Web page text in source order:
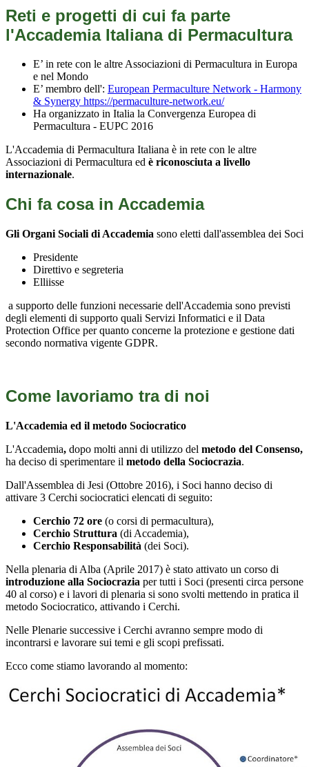
Reti e progetti di cui fa parte
l'Accademia Italiana di Permacultura
E’ in rete con le altre Associazioni di Permacultura in Europa
e nel Mondo
E’ membro dell': European Permaculture Network - Harmony
& Synergy https://permaculture-network.eu/
Ha organizzato in Italia la Convergenza Europea di
Permacultura - EUPC 2016
L'Accademia di Permacultura Italiana è in rete con le altre
Associazioni di Permacultura ed è riconosciuta a livello
internazionale.
Chi fa cosa in Accademia
Gli Organi Sociali di Accademia sono eletti dall'assemblea dei Soci
Presidente
Direttivo e segreteria
Elliisse
a supporto delle funzioni necessarie dell'Accademia sono previsti
degli elementi di supporto quali Servizi Informatici e il Data
Protection Office per quanto concerne la protezione e gestione dati
secondo normativa vigente GDPR.
Come lavoriamo tra di noi
L'Accademia ed il metodo Sociocratico
L'Accademia, dopo molti anni di utilizzo del metodo del Consenso,
ha deciso di sperimentare il metodo della Sociocrazia.
Dall'Assemblea di Jesi (Ottobre 2016), i Soci hanno deciso di
attivare 3 Cerchi sociocratici elencati di seguito:
Cerchio 72 ore (o corsi di permacultura),
Cerchio Struttura (di Accademia),
Cerchio Responsabilità (dei Soci).
Nella plenaria di Alba (Aprile 2017) è stato attivato un corso di
introduzione alla Sociocrazia per tutti i Soci (presenti circa persone
40 al corso) e i lavori di plenaria si sono svolti mettendo in pratica il
metodo Sociocratico, attivando i Cerchi.
Nelle Plenarie successive i Cerchi avranno sempre modo di
incontrarsi e lavorare sui temi e gli scopi prefissati.
Ecco come stiamo lavorando al momento: